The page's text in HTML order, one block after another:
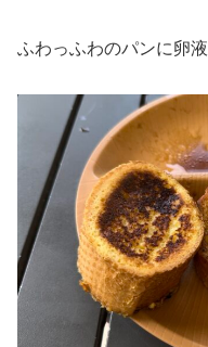
ふわっふわのパンに卵